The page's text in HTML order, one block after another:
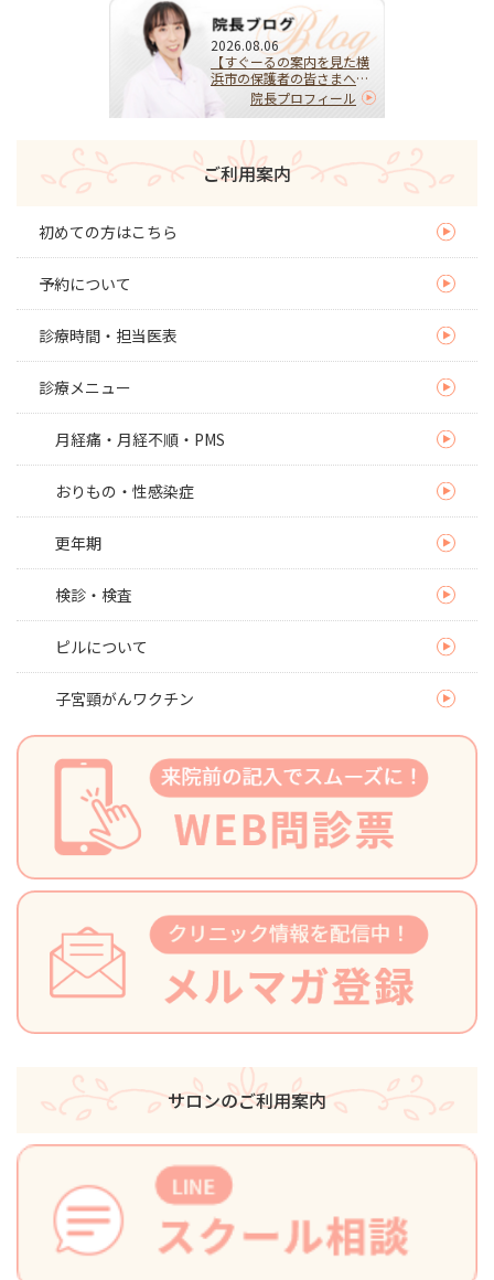
2026.08.06
【すぐーるの案内を見た横
浜市の保護者の皆さまへ】
HPVワクチンを受けるべ
き？迷ったらまず相談を｜
な選択
院長プロフィール
ご利用案内
初めての方はこちら
予約について
診療時間・担当医表
診療メニュー
月経痛・月経不順・PMS
おりもの・性感染症
更年期
検診・検査
ピルについて
子宮頸がんワクチン
サロンのご利用案内